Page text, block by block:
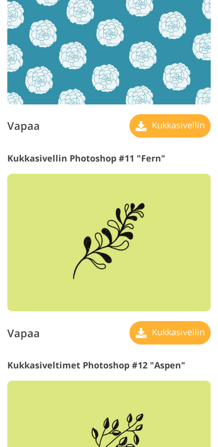
Vapaa Kukkasivellin
Kukkasivellin Photoshop #11 "Fern"
Vapaa Kukkasivellin
Kukkasiveltimet Photoshop #12 "Aspen"